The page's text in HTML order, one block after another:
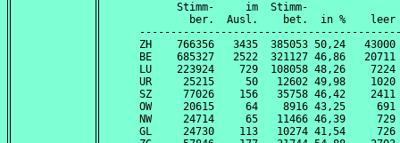
Stimm-     im  Stimm-
ber.  Ausl.    bet.  in %
ZH    766356   3435  385053 50,24
BE    685327   2522  321127 46,86
LU    223924    729  108058 48,26
UR     25215     50   12602 49,98
SZ     77026    156   35758 46,42
OW     20615     64    8916 43,25
NW     24714     65   11466 46,39
GL     24730    113   10274 41,54